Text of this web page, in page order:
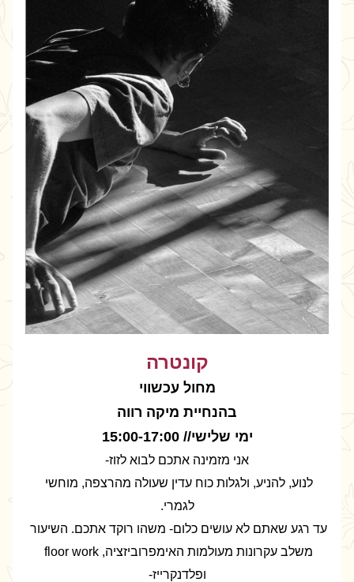
קונטרה
מחול עכשווי
בהנחיית מיקה רווה
ימי שלישי// 15:00-17:00
אני מזמינה אתכם לבוא לזוז-
לגמרי.
ופלדנקרייז-